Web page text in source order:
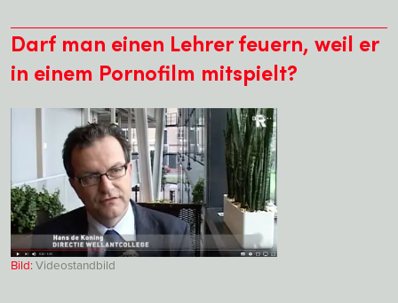
Darf man einen Lehrer feuern, weil er
in einem Pornofilm mitspielt?
Bild:Videostandbild